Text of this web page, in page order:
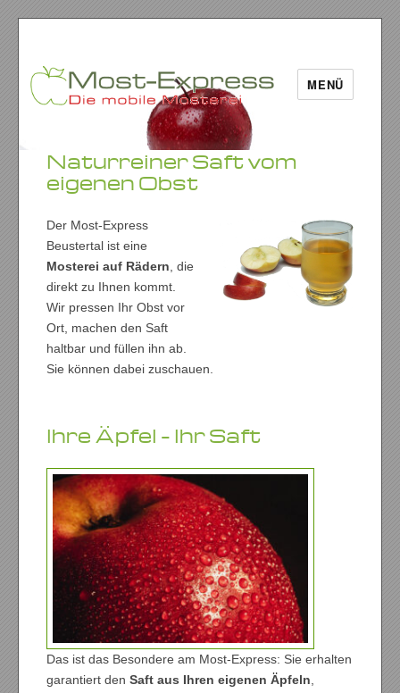
MENÜ
Naturreiner Saft vom
eigenen Obst
Der Most-Express
Beustertal ist eine
Mosterei auf Rädern, die
direkt zu Ihnen kommt.
Wir pressen Ihr Obst vor
Ort, machen den Saft
haltbar und füllen ihn ab.
Sie können dabei zuschauen.
Ihre Äpfel – Ihr Saft
Das ist das Besondere am Most-Express: Sie erhalten
garantiert denSaft aus Ihren eigenen Äpfeln,